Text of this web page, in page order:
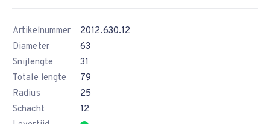
Artikelnummer
2012.630.12
Diameter
63
Snijlengte
31
Totale lengte
79
Radius
25
Schacht
12